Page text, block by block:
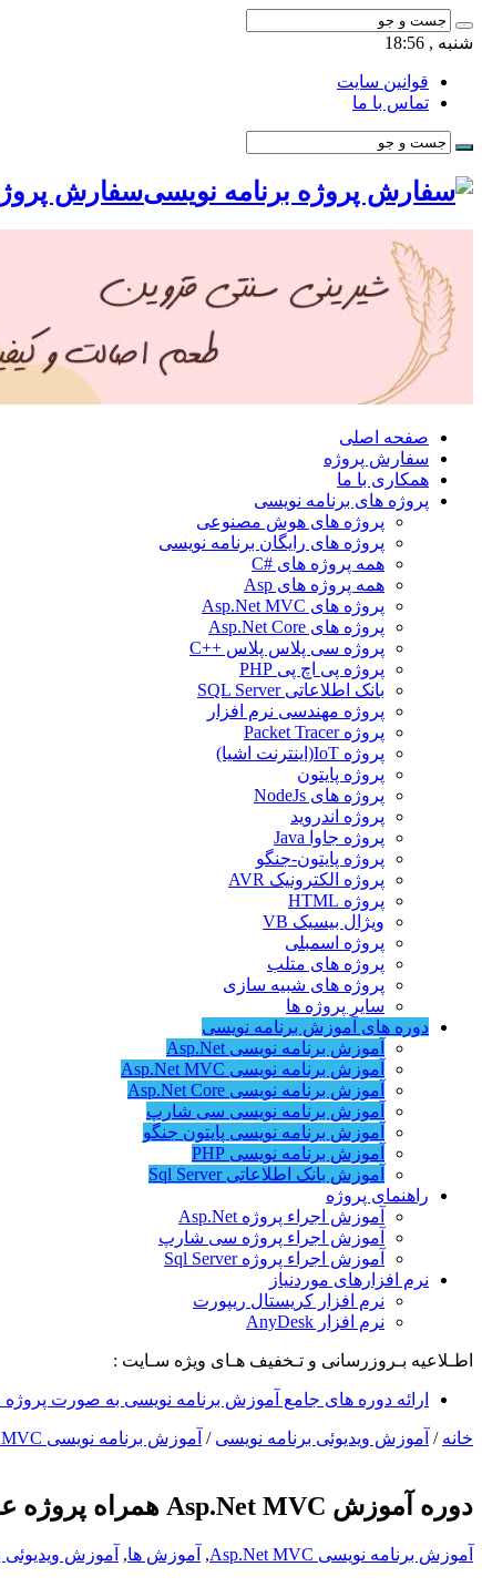
شنبه , 18:56
قوانین سایت
تماس با ما
سفارش
صفحه اصلی
سفارش پروژه
همکاری با ما
پروژه های برنامه نویسی
پروژه های هوش مصنوعی
پروژه های رایگان برنامه نویسی
همه پروژه های #C
همه پروژه های Asp
پروژه های Asp.Net MVC
پروژه های Asp.Net Core
پروژه سی پلاس پلاس ++C
پروژه پی اچ پی PHP
بانک اطلاعاتی SQL Server
پروژه مهندسی نرم افزار
پروژه Packet Tracer
پروژه IoT(اینترنت اشیا)
پروژه پایتون
پروژه های NodeJs
پروژه اندروید
پروژه جاوا Java
پروژه پایتون-جنگو
پروژه الکترونیک AVR
پروژه HTML
ویژال بیسیک VB
پروژه اسمبلی
پروژه های متلب
پروژه های شبیه سازی
سایر پروژه ها
دوره های آموزش برنامه نویسی
آموزش برنامه نویسی Asp.Net
آموزش برنامه نویسی Asp.Net MVC
آموزش برنامه نویسی Asp.Net Core
آموزش برنامه نویسی سی شارپ
آموزش برنامه نویسی پایتون جنگو
آموزش برنامه نویسی PHP
آموزش بانک اطلاعاتی Sql Server
راهنمای پروژه
آموزش اجراء پروژه Asp.Net
آموزش اجراء پروژه سی شارپ
آموزش اجراء پروژه Sql Server
نرم افزارهای موردنیاز
نرم افزار کریستال ریپورت
نرم افزار AnyDesk
اطـلاعیه بـروزرسانی و تـخفیف هـای ویژه سـایت :
ارائه دوره های جامع آموزش برنامه نویسی به صورت
خانه / آموزش ویدیوئی برنامه نویسی / آموزش برنامه نویسی Asp.Net MVC
دوره آموزش Asp.Net MVC همراه پروژه عملی
آموزش برنامه نویسی Asp.Net MVC , آموزش ها, آموزش ویدیوئی